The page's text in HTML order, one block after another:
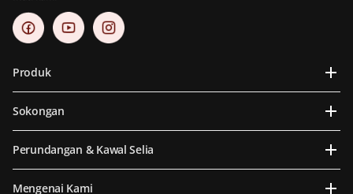
Produk
Sokongan
Perundangan & Kawal Selia
Mengenai Kami